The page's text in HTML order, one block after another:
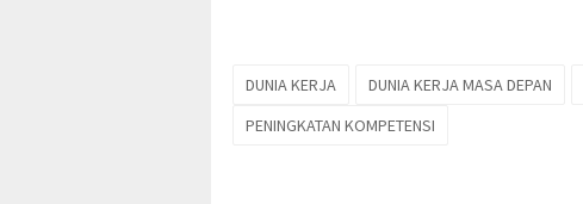
DUNIA KERJA DUNIA KERJA MASA DEPAN
PENINGKATAN KOMPETENSI